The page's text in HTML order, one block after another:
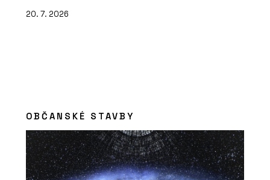
20. 7. 2026
OBČANSKÉ STAVBY